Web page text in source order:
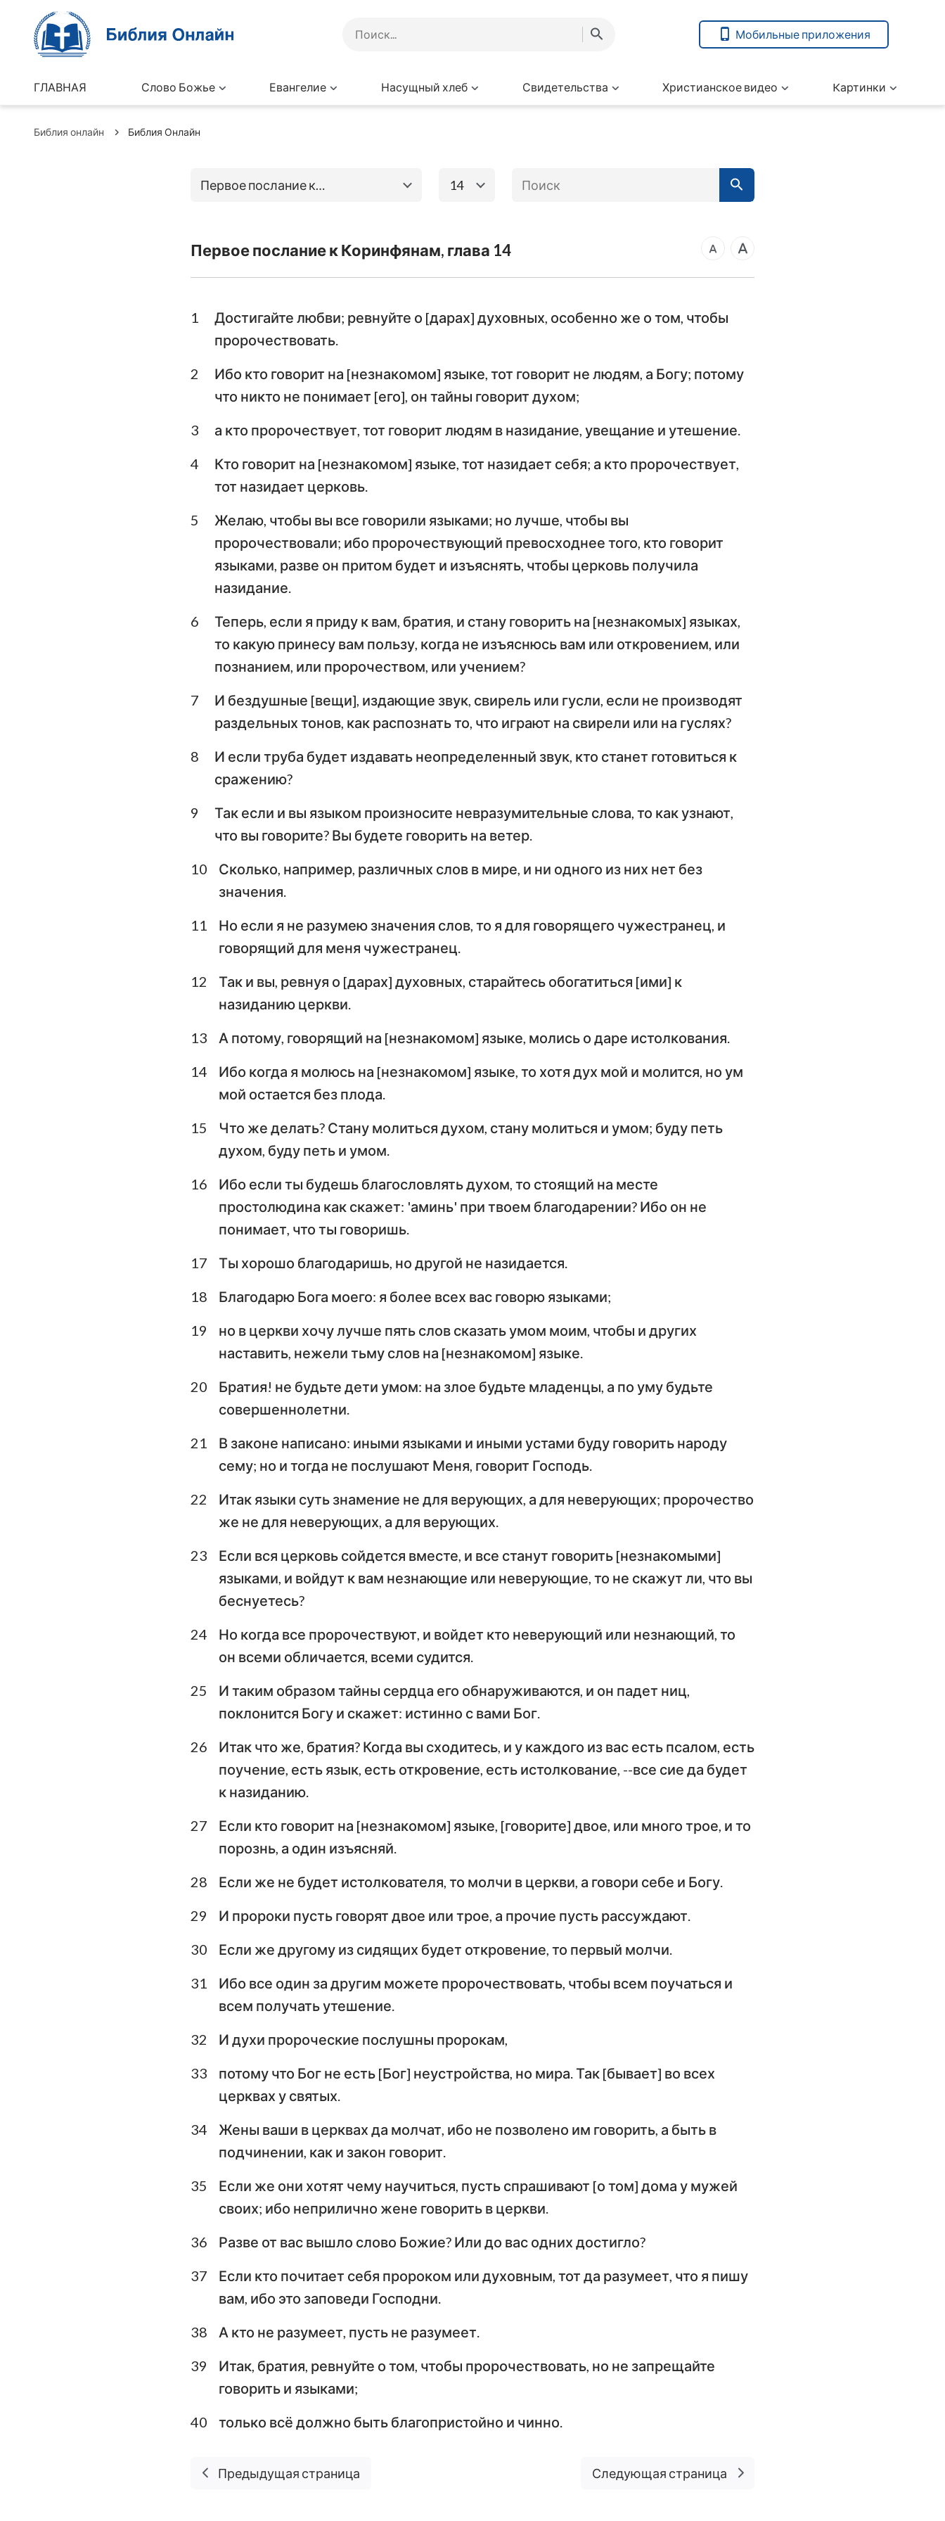
Мобильные приложения
ГЛАВНАЯ Слово Божье Евангелие Насущный хлеб Свидетельства Христианское видео Kартинки
Библия онлайн Библия Онлайн
Первое послание к
Книги Ветхого завета
Левит Числа
Второзаконие Иисус Навин
Книга Судей Руфь
2-я Царств
3-я Царств 4-я Царств
1-я Паралипоменон 2-я Паралипоменон
Псалтирь Притчи
Екклесиаст
Исаия Иеремия
Плач Иеремии
Иоиль Амос
Авдия
Михей
Аввакум Софония
Аггей Захария
Малахия
Книги Нового завета
Деяния Апостолов
Послание к
Первое послание
Второе послание к
Послание к
Филиппийцам
Послание к
Колоссянам
Первое послание к
Второе послание к
Первое послание к
Тимофею
Второе послание к
Тимофею
Послание к Евреям Послание Иакова
Первое послание
Петра
Петра
Иоанна
Иоанна
Третье послание
Послание Иуды
14
8
9
Первое послание к Коринфянам, глава 14
1
Достигайте любви; ревнуйте о [дарах] духовных, особенно же о том, чтобы
пророчествовать.
2
Ибо кто говорит на [незнакомом] языке, тот говорит не людям, а Богу; потому
что никто не понимает [его], он тайны говорит духом;
3
а кто пророчествует, тот говорит людям в назидание, увещание и утешение.
4
Кто говорит на [незнакомом] языке, тот назидает себя; а кто пророчествует,
тот назидает церковь.
5
Желаю, чтобы вы все говорили языками; но лучше, чтобы вы
пророчествовали; ибо пророчествующий превосходнее того, кто говорит
языками, разве он притом будет и изъяснять, чтобы церковь получила
назидание.
6
Теперь, если я приду к вам, братия, и стану говорить на [незнакомых] языках,
то какую принесу вам пользу, когда не изъяснюсь вам или откровением, или
познанием, или пророчеством, или учением?
7
И бездушные [вещи], издающие звук, свирель или гусли, если не производят
раздельных тонов, как распознать то, что играют на свирели или на гуслях?
8
И если труба будет издавать неопределенный звук, кто станет готовиться к
сражению?
9
Так если и вы языком произносите невразумительные слова, то как узнают,
что вы говорите? Вы будете говорить на ветер.
10
Сколько, например, различных слов в мире, и ни одного из них нет без
значения.
11
Но если я не разумею значения слов, то я для говорящего чужестранец, и
говорящий для меня чужестранец.
12
Так и вы, ревнуя о [дарах] духовных, старайтесь обогатиться [ими] к
назиданию церкви.
13
А потому, говорящий на [незнакомом] языке, молись о даре истолкования.
14
Ибо когда я молюсь на [незнакомом] языке, то хотя дух мой и молится, но ум
мой остается без плода.
15
Что же делать? Стану молиться духом, стану молиться и умом; буду петь
духом, буду петь и умом.
16
Ибо если ты будешь благословлять духом, то стоящий на месте
простолюдина как скажет: 'аминь' при твоем благодарении? Ибо он не
понимает, что ты говоришь.
17
Ты хорошо благодаришь, но другой не назидается.
18
Благодарю Бога моего: я более всех вас говорю языками;
19
но в церкви хочу лучше пять слов сказать умом моим, чтобы и других
наставить, нежели тьму слов на [незнакомом] языке.
20
Братия! не будьте дети умом: на злое будьте младенцы, а по уму будьте
совершеннолетни.
21
В законе написано: иными языками и иными устами буду говорить народу
сему; но и тогда не послушают Меня, говорит Господь.
22
Итак языки суть знамение не для верующих, а для неверующих; пророчество
же не для неверующих, а для верующих.
23
Если вся церковь сойдется вместе, и все станут говорить [незнакомыми]
языками, и войдут к вам незнающие или неверующие, то не скажут ли, что вы
беснуетесь?
24
Но когда все пророчествуют, и войдет кто неверующий или незнающий, то
он всеми обличается, всеми судится.
25
И таким образом тайны сердца его обнаруживаются, и он падет ниц,
поклонится Богу и скажет: истинно с вами Бог.
26
Итак что же, братия? Когда вы сходитесь, и у каждого из вас есть псалом, есть
поучение, есть язык, есть откровение, есть истолкование, --все сие да будет
к назиданию.
27
Если кто говорит на [незнакомом] языке, [говорите] двое, или много трое, и то
порознь, а один изъясняй.
28
Если же не будет истолкователя, то молчи в церкви, а говори себе и Богу.
29
И пророки пусть говорят двое или трое, а прочие пусть рассуждают.
30
Если же другому из сидящих будет откровение, то первый молчи.
31
Ибо все один за другим можете пророчествовать, чтобы всем поучаться и
всем получать утешение.
32
И духи пророческие послушны пророкам,
33
потому что Бог не есть [Бог] неустройства, но мира. Так [бывает] во всех
церквах у святых.
34
Жены ваши в церквах да молчат, ибо не позволено им говорить, а быть в
подчинении, как и закон говорит.
35
Если же они хотят чему научиться, пусть спрашивают [о том] дома у мужей
своих; ибо неприлично жене говорить в церкви.
36
Разве от вас вышло слово Божие? Или до вас одних достигло?
37
Если кто почитает себя пророком или духовным, тот да разумеет, что я пишу
вам, ибо это заповеди Господни.
38
А кто не разумеет, пусть не разумеет.
39
Итак, братия, ревнуйте о том, чтобы пророчествовать, но не запрещайте
говорить и языками;
40
только всё должно быть благопристойно и чинно.
Предыдущая страница Следующая страница